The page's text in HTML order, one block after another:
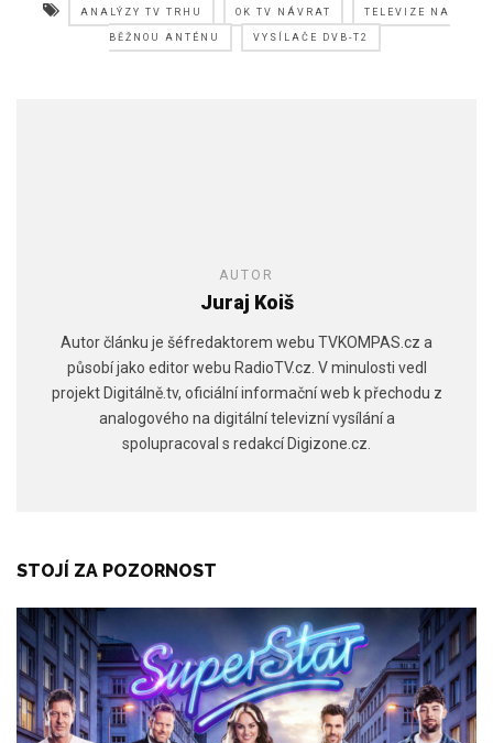
ANALÝZY TV TRHU OK TV NÁVRAT TELEVIZE NA
BĚŽNOU ANTÉNU VYSÍLAČE DVB-T2
AUTOR
Juraj Koiš
Autor článku je šéfredaktorem webu TVKOMPAS.cz a
působí jako editor webu RadioTV.cz. V minulosti vedl
projekt Digitálně.tv, oficiální informační web k přechodu z
analogového na digitální televizní vysílání a
spolupracoval s redakcí Digizone.cz.
STOJÍ ZA POZORNOST